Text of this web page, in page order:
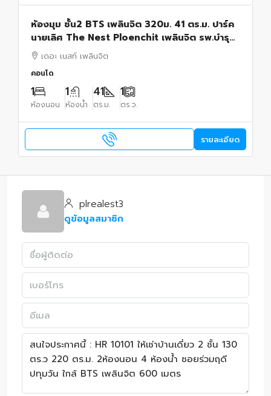
ห้องมุม ชั้น2 BTS เพลินจิต 320ม. 41 ตร.ม. ปาร์ค
นายเลิศ The Nest Ploenchit เพลินจิต รพ.บำรุง
ราษฏร์ 890ม. 1นอน 1น้ำ ลด35% คอนโด
เดอะ เนสท์ เพลินจิต
คอนโด
1
ห้องนอน
1
ห้องน้ำ
41
ตร.ม.
1
ตร.ว.
รายละเอียด
plrealest3
ดูข้อมูลสมาชิก